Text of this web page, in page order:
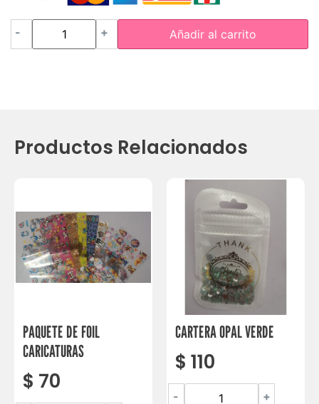
- + Añadir al carrito
Productos Relacionados
PAQUETE DE FOIL
CARICATURAS
$ 70
CARTERA OPAL VERDE
$ 110
- +